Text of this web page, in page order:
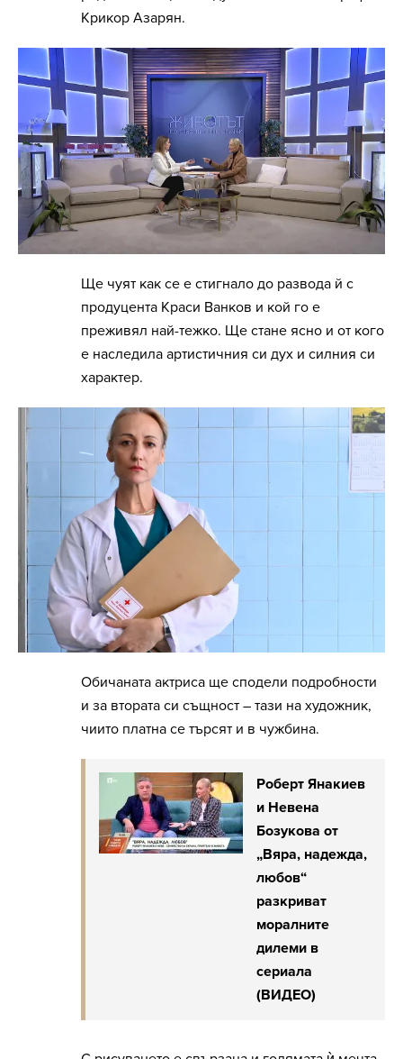
Крикор Азарян.
Ще чуят как се е стигнало до развода й с
продуцента Краси Ванков и кой го е
преживял най-тежко. Ще стане ясно и от кого
е наследила артистичния си дух и силния си
характер.
Обичаната актриса ще сподели подробности
и за втората си същност – тази на художник,
чиито платна се търсят и в чужбина.
Роберт Янакиев
и Невена
Бозукова от
„Вяра, надежда,
любов“
разкриват
моралните
дилеми в
сериала
(ВИДЕО)